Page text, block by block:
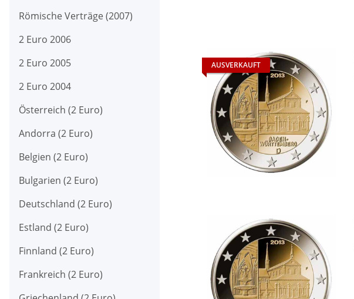
AUSVERKAUFT
Römische Verträge (2007)
2 Euro 2006
2 Euro 2005
2 Euro 2004
Österreich (2 Euro)
Andorra (2 Euro)
Belgien (2 Euro)
Bulgarien (2 Euro)
Deutschland (2 Euro)
Estland (2 Euro)
Finnland (2 Euro)
Frankreich (2 Euro)